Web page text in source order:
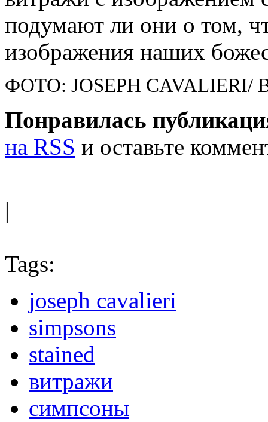
подумают ли они о том,
изображения наших
ФОТО: JOSEPH CAVALIERI/
Понравилась
на RSS и оставьте
|
Tags:
joseph cavalieri
simpsons
stained
витражи
симпсоны